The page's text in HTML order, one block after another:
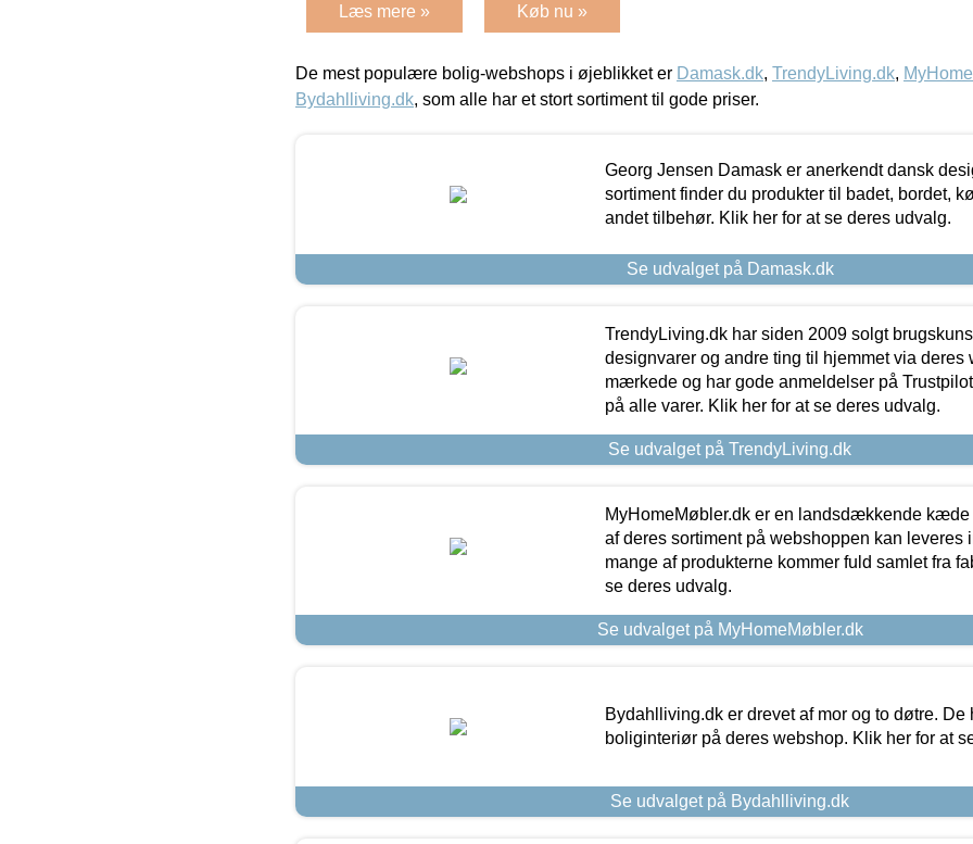
Læs mere » Køb nu »
De mest populære bolig-webshops i øjeblikket er Damask.dk, TrendyLiving.dk,
Bydahlliving.dk, som alle har et stort sortiment til gode priser.
Georg Jensen Damask er anerkendt dansk
sortiment finder du produkter til badet, bordet,
andet tilbehør. Klik her for at se deres udvalg.
Se udvalget på Damask.dk
TrendyLiving.dk har siden 2009 solgt
designvarer og andre ting til hjemmet via deres
mærkede og har gode anmeldelser på
på alle varer. Klik her for at se deres udvalg.
Se udvalget på TrendyLiving.dk
MyHomeMøbler.dk er en landsdækkende kæde
af deres sortiment på webshoppen kan leveres
mange af produkterne kommer fuld samlet fra
se deres udvalg.
Se udvalget på MyHomeMøbler.dk
Bydahlliving.dk er drevet af mor og to døtre. De
boliginteriør på deres webshop. Klik her for at
Se udvalget på Bydahlliving.dk